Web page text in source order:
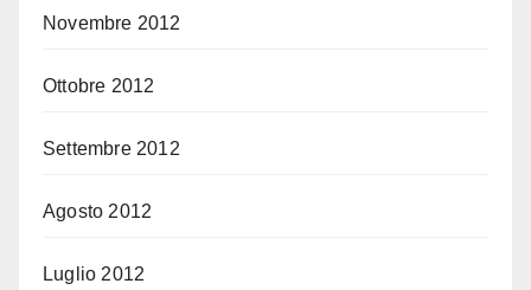
Novembre 2012
Ottobre 2012
Settembre 2012
Agosto 2012
Luglio 2012